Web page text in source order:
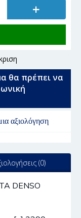
+
θα πρέπει να
αξιολόγηση
(0)
DENSO